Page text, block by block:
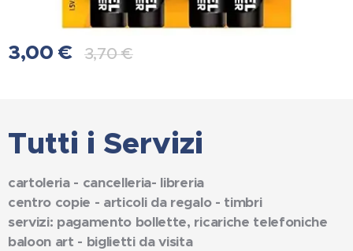
3,00 € 3,70€
Tutti i Servizi
cartoleria - cancelleria- libreria
centro copie - articoli da regalo - timbri
servizi: pagamento bollette, ricariche telefoniche
baloon art - biglietti da visita